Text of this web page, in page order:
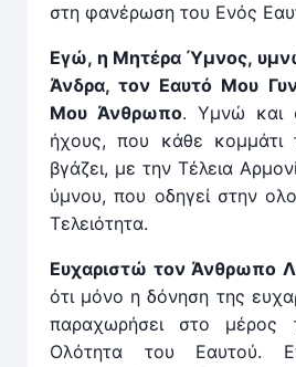
στη φανέρωση του Ενός
Εγώ, η Μητέρα Ύμνος,
Άνδρα, τον Εαυτό Μου
Μου Άνθρωπο. Υμνώ και
ήχους, που κάθε
βγάζει, με την Τέλεια
ύμνου, που οδηγεί στην
Τελειότητα.
Ευχαριστώ τον Άνθρωπο
ότι μόνο η δόνηση της
παραχωρήσει στο μέρος
Ολότητα του Εαυτού.